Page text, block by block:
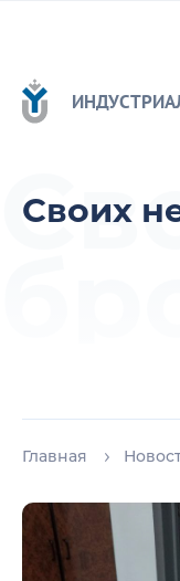
Своих
Главная